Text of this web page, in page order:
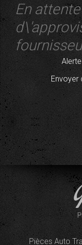
En attente
Envoyer
Pièces Auto